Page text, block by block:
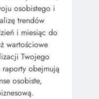
osobistego i
trendów
i miesiąc do
wartościowe
Twojego
raporty obejmują
osobiste,